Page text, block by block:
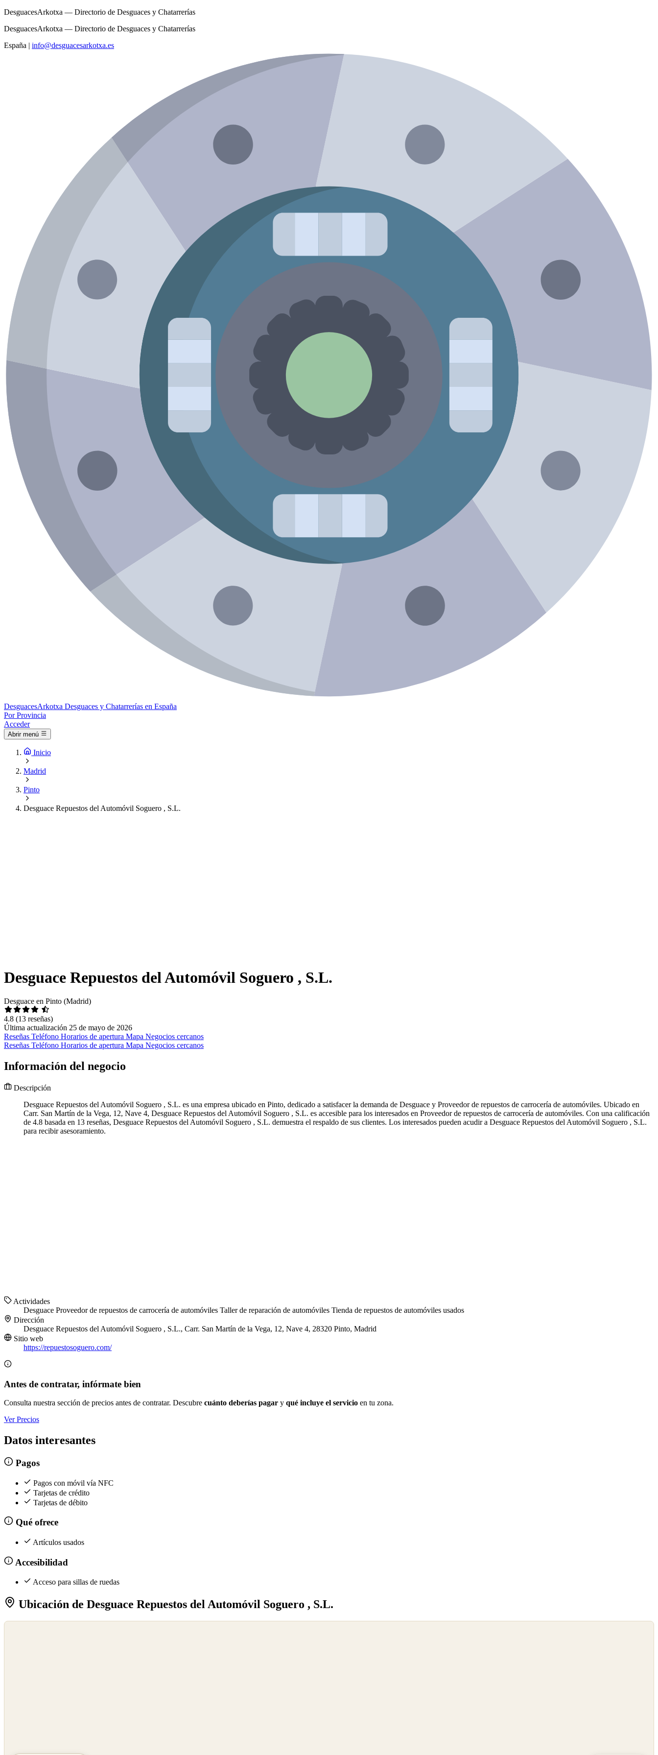
DesguacesArkotxa — Directorio de Desguaces y Chatarrerías
DesguacesArkotxa — Directorio de Desguaces y Chatarrerías
España | info@desguacesarkotxa.es
DesguacesArkotxa Desguaces y Chatarrerías en España
Por Provincia
Acceder
Abrir menú
Inicio
Madrid
Pinto
Desguace Repuestos del Automóvil Soguero , S.L.
Desguace Repuestos del Automóvil Soguero , S.L.
Desguace en Pinto (Madrid)
4.8 (13 reseñas)
Última actualización 25 de mayo de 2026
Reseñas Teléfono Horarios de apertura Mapa Negocios cercanos
Reseñas Teléfono Horarios de apertura Mapa Negocios cercanos
Información del negocio
Descripción
Desguace Repuestos del Automóvil Soguero , S.L. es una empresa ubicado en Pinto, dedicado a satisfacer la demanda de Desguace y Proveedor de repuestos de carrocería de automóviles. Ubicado en
Carr. San Martín de la Vega, 12, Nave 4, Desguace Repuestos del Automóvil Soguero , S.L. es accesible para los interesados en Proveedor de repuestos de carrocería de automóviles. Con una calificación
de 4.8 basada en 13 reseñas, Desguace Repuestos del Automóvil Soguero , S.L. demuestra el respaldo de sus clientes. Los interesados pueden acudir a Desguace Repuestos del Automóvil Soguero , S.L.
para recibir asesoramiento.
Actividades
Desguace Proveedor de repuestos de carrocería de automóviles Taller de reparación de automóviles Tienda de repuestos de automóviles usados
Dirección
Desguace Repuestos del Automóvil Soguero , S.L., Carr. San Martín de la Vega, 12, Nave 4, 28320 Pinto, Madrid
Sitio web
https://repuestosoguero.com/
Antes de contratar, infórmate bien
Consulta nuestra sección de precios antes de contratar. Descubre cuánto deberías pagar y qué incluye el servicio en tu zona.
Ver Precios
Datos interesantes
Pagos
Pagos con móvil vía NFC
Tarjetas de crédito
Tarjetas de débito
Qué ofrece
Artículos usados
Accesibilidad
Acceso para sillas de ruedas
Ubicación de Desguace Repuestos del Automóvil Soguero , S.L.